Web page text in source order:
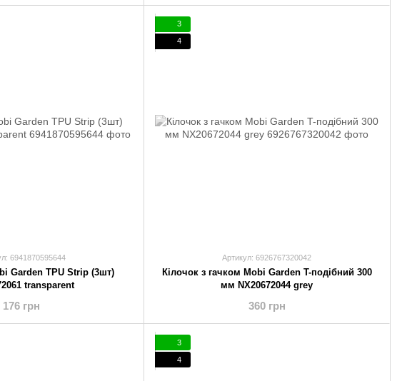
6941870595644
Garden TPU Strip (3шт)
transparent
176 грн
3
4
Артикул: 6926767320042
Кілочок з гачком Mobi Garden T-подібний 300
мм NX20672044 grey
360 грн
3
4